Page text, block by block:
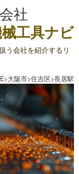
社
工具ナビ
う会社を紹介するリ
>大阪市>住吉区>長居駅